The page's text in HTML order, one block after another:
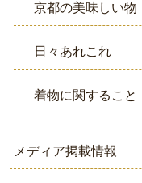
京都の美味しい物
日々あれこれ
着物に関すること
メディア掲載情報